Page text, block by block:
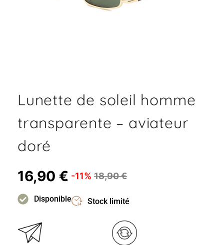
Lunette de soleil homme
transparente – aviateur
doré
16,90 € -11% 18,90€
Disponible Stock limité